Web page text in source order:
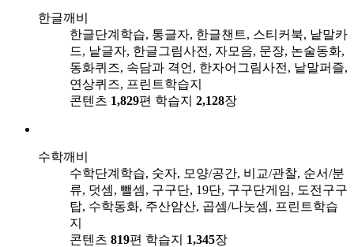
한글깨비
한글단계학습, 통글자, 한글챈트, 스티커북, 낱말카
드, 낱글자, 한글그림사전, 자모음, 문장, 논술동화,
동화퀴즈, 속담과 격언, 한자어그림사전, 낱말퍼즐,
연상퀴즈, 프린트학습지
콘텐츠 1,829편 학습지 2,128장
수학깨비
수학단계학습, 숫자, 모양/공간, 비교/관찰, 순서/분
류, 덧셈, 뺄셈, 구구단, 19단, 구구단게임, 도전구구
탑, 수학동화, 주산암산, 곱셈/나눗셈, 프린트학습
지
콘텐츠 819편 학습지 1,345장